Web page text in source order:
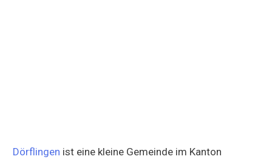
Dörflingen ist eine kleine Gemeinde im Kanton